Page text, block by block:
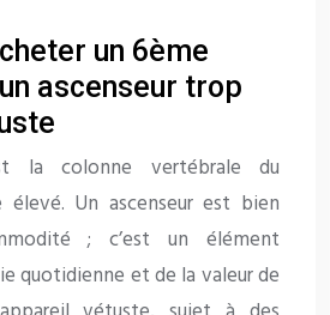
un 6ème
ascenseur trop
la colonne vertébrale du
Un ascenseur est bien
; c’est un élément
quotidienne et de la valeur de